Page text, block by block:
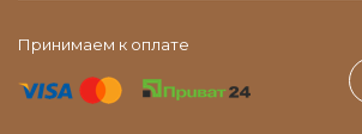
Принимаем к оплате